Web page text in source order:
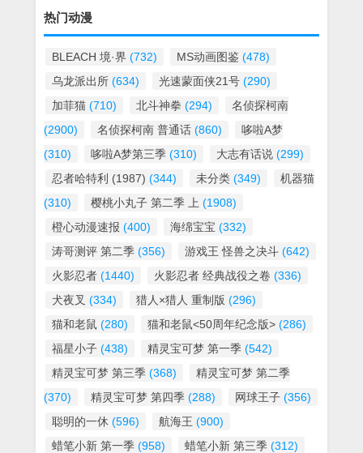
热门动漫
BLEACH 境·界 (732) MS动画图鉴 (478)
乌龙派出所 (634) 光速蒙面侠21号 (290)
加菲猫 (710) 北斗神拳 (294)
名侦探柯南
(2900)
名侦探柯南 普通话 (860)
哆啦A梦
(310)
哆啦A梦第三季 (310) 大志有话说 (299)
忍者哈特利 (1987) (344) 未分类 (349)
机器猫
(310)
樱桃小丸子 第二季 上 (1908)
橙心动漫速报 (400) 海绵宝宝 (332)
涛哥测评 第二季 (356) 游戏王 怪兽之决斗 (642)
火影忍者 (1440) 火影忍者 经典战役之卷 (336)
犬夜叉 (334) 猎人×猎人 重制版 (296)
猫和老鼠 (280) 猫和老鼠<50周年纪念版> (286)
福星小子 (438) 精灵宝可梦 第一季 (542)
精灵宝可梦 第三季 (368)
精灵宝可梦 第二季
(370)
精灵宝可梦 第四季 (288) 网球王子 (356)
聪明的一休 (596) 航海王 (900)
蜡笔小新 第一季 (958) 蜡笔小新 第三季 (312)